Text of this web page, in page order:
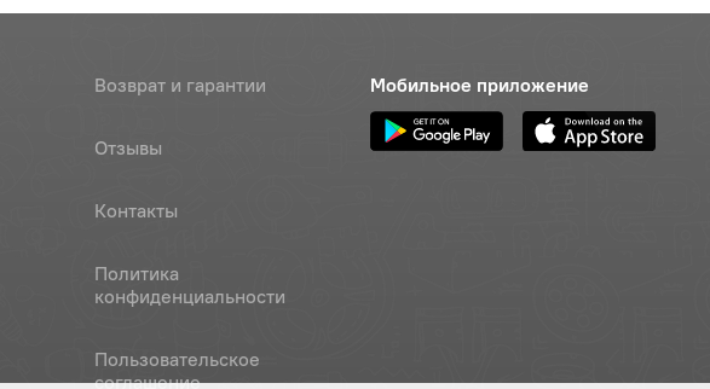
Обратитесь к
Возврат и гарантии
Отзывы
Контакты
Политика
конфиденциальности
Пользовательское
соглашение
Мобильное приложение